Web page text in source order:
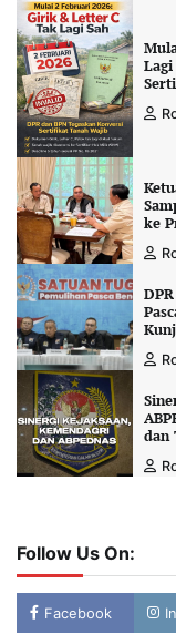
Lagi
ke
dan
Follow Us On:
Facebook